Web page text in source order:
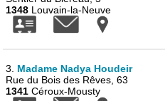
1348 Louvain-la-Neuve
3. Madame Nadya Houdeir
Rue du Bois des Rêves, 63
1341 Céroux-Mousty